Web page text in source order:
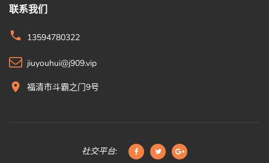
联系我们
13594780322
jiuyouhui@j909.vip
福清市斗霸之门9号
社交平台: